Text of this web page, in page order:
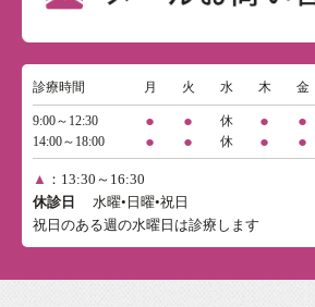
診療時間 月 火 水 木 金
9:00～12:30 ● ● 休 ● ●
14:00～18:00
● ● 休 ● ●
▲ ：13:30～16:30
休診日
水曜•日曜•祝日
祝日のある週の水曜日は診療します